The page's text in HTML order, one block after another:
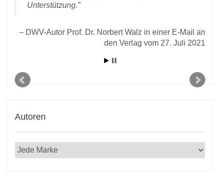
Unterstützung.
DWV-Autor Prof. Dr. Norbert Walz in einer E-Mail an
den Verlag vom 27. Juli 2021
Autoren